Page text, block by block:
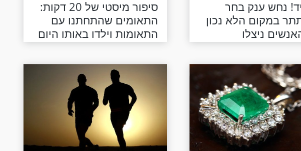
נחש ענק בחר
במקום הלא נכון
ניצלו
סיפור מיסטי של 20 דקות:
התאומים שהתחתנו עם
התאומות וילדו באותו היום